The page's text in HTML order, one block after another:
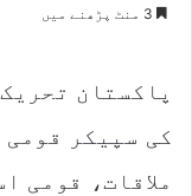
پاکستان
کی سپیکر
ملاقات، قومی